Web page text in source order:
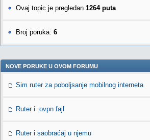
Ovaj topic je pregledan 1264 puta
Broj poruka: 6
NOVE PORUKE U OVOM FORUMU
Sim ruter za poboljsanje mobilnog interneta
Ruter i .ovpn fajl
Ruter i saobraćaj u njemu